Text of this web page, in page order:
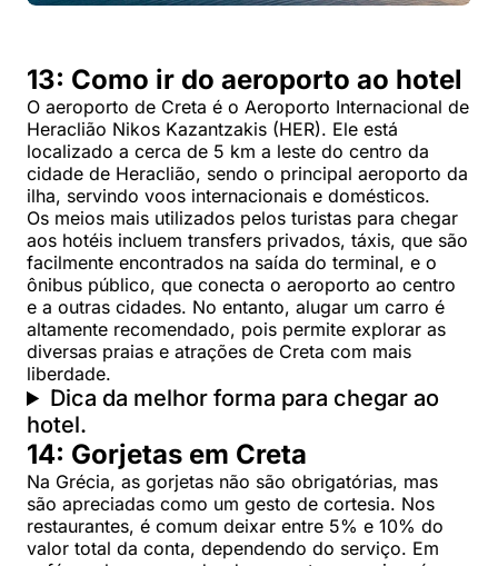
13: Como ir do aeroporto ao hotel
O aeroporto de Creta é o Aeroporto Internacional de
Heraclião Nikos Kazantzakis (HER). Ele está
localizado a cerca de 5 km a leste do centro da
cidade de Heraclião, sendo o principal aeroporto da
ilha, servindo voos internacionais e domésticos.
Os meios mais utilizados pelos turistas para chegar
aos hotéis incluem transfers privados, táxis, que são
facilmente encontrados na saída do terminal, e o
ônibus público, que conecta o aeroporto ao centro
e a outras cidades. No entanto, alugar um carro é
altamente recomendado, pois permite explorar as
diversas praias e atrações de Creta com mais
liberdade.
Dica da melhor forma para chegar ao
hotel.
14: Gorjetas em Creta
Na Grécia, as gorjetas não são obrigatórias, mas
são apreciadas como um gesto de cortesia. Nos
restaurantes, é comum deixar entre 5% e 10% do
valor total da conta, dependendo do serviço. Em